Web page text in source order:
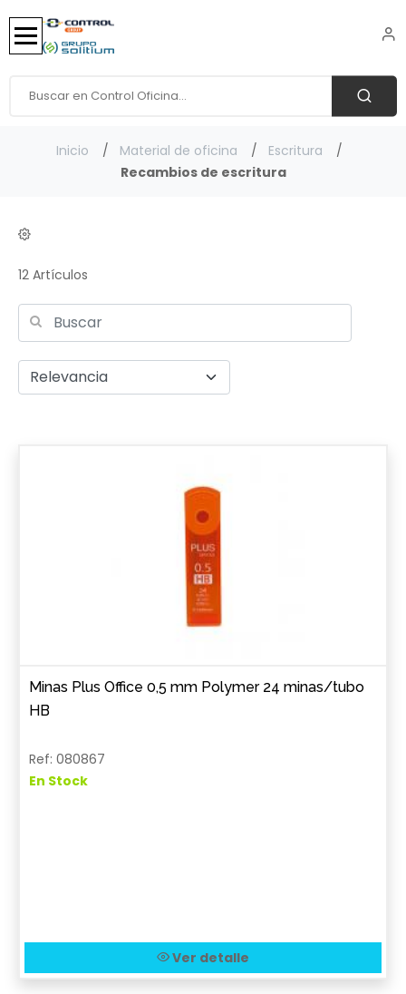
Inicio Material de oficina
Escritura
Recambios de escritura
12 Artículos
Minas Plus Office 0,5 mm Polymer 24 minas/tubo
HB
Ref: 080867
En Stock
Ver detalle